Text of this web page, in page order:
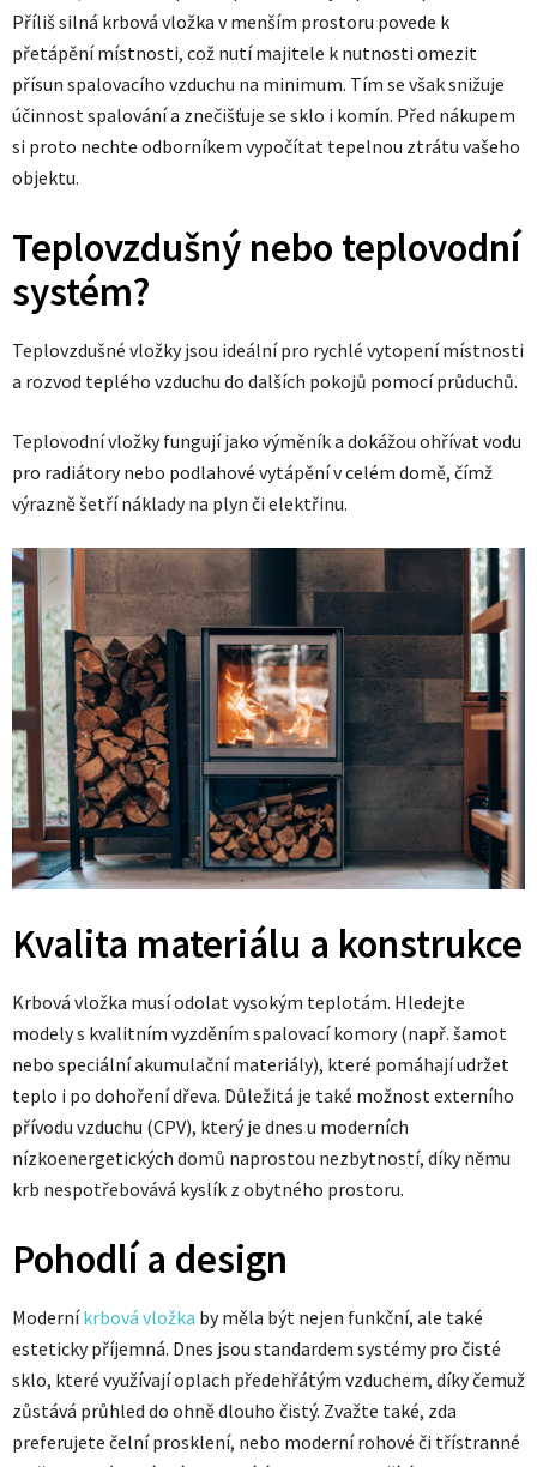
Příliš silná krbová vložka v menším prostoru povede k
přetápění místnosti, což nutí majitele k nutnosti omezit
přísun spalovacího vzduchu na minimum. Tím se však snižuje
účinnost spalování a znečišťuje se sklo i komín. Před nákupem
si proto nechte odborníkem vypočítat tepelnou ztrátu vašeho
objektu.
Teplovzdušný nebo teplovodní
systém?
Teplovzdušné vložky jsou ideální pro rychlé vytopení místnosti
a rozvod teplého vzduchu do dalších pokojů pomocí průduchů.
Teplovodní vložky fungují jako výměník a dokážou ohřívat vodu
pro radiátory nebo podlahové vytápění v celém domě, čímž
výrazně šetří náklady na plyn či elektřinu.
Kvalita materiálu a konstrukce
Krbová vložka musí odolat vysokým teplotám. Hledejte
modely s kvalitním vyzděním spalovací komory (např. šamot
nebo speciální akumulační materiály), které pomáhají udržet
teplo i po dohoření dřeva. Důležitá je také možnost externího
přívodu vzduchu (CPV), který je dnes u moderních
nízkoenergetických domů naprostou nezbytností, díky němu
krb nespotřebovává kyslík z obytného prostoru.
Pohodlí a design
Moderníkrbová vložka by měla být nejen funkční, ale také
esteticky příjemná. Dnes jsou standardem systémy pro čisté
sklo, které využívají oplach předehřátým vzduchem, díky čemuž
zůstává průhled do ohně dlouho čistý. Zvažte také, zda
preferujete čelní prosklení, nebo moderní rohové či třístranné